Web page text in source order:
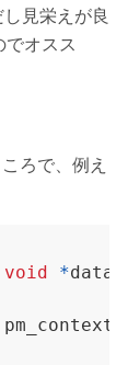
見栄えが良
オスス
ろで、例え
void *data
pm_context